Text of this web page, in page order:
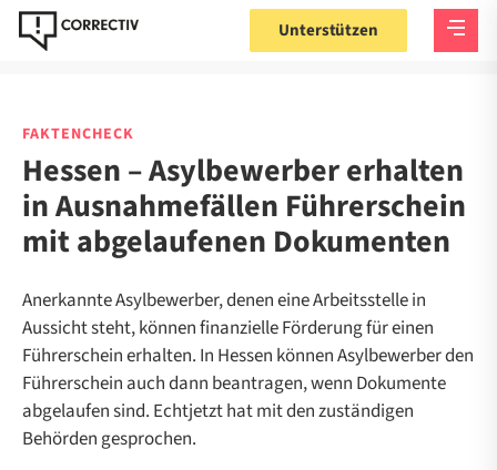
Unterstützen
FAKTENCHECK
Hessen – Asylbewerber erhalten
in Ausnahmefällen Führerschein
mit abgelaufenen Dokumenten
Anerkannte Asylbewerber, denen eine Arbeitsstelle in
Aussicht steht, können finanzielle Förderung für einen
Führerschein erhalten. In Hessen können Asylbewerber den
Führerschein auch dann beantragen, wenn Dokumente
abgelaufen sind. Echtjetzt hat mit den zuständigen
Behörden gesprochen.